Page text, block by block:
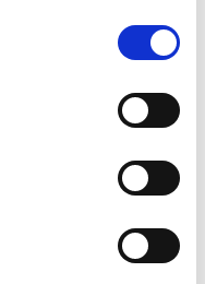
de
necesarias,
óptimo
asociadas.
del entorno de
input los